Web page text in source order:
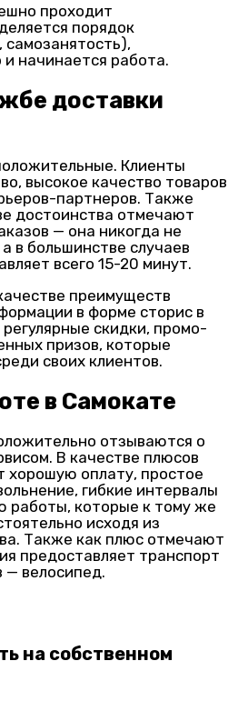
проходит
порядок
самозанятость),
начинается работа.
доставки
Клиенты
высокое качество товаров
партнеров. Также
достоинства отмечают
— она никогда не
в большинстве случаев
всего 15-20 минут.
преимуществ
в форме сторис в
скидки, промо-
призов, которые
своих клиентов.
в Самокате
отзываются о
В качестве плюсов
хорошую оплату, простое
гибкие интервалы
работы, которые к тому же
исходя из
Также как плюс отмечают
предоставляет транспорт
— велосипед.
на собственном